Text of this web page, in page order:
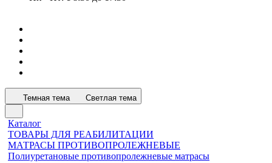
Темная тема Светлая тема
Каталог
ТОВАРЫ ДЛЯ РЕАБИЛИТАЦИИ
МАТРАСЫ ПРОТИВОПРОЛЕЖНЕВЫЕ
Полиуретановые противопролежневые матрасы